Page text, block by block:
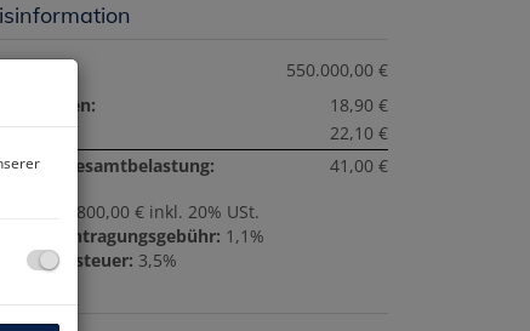
550.000,00 €
18,90 €
22,10 €
Gesamtbelastung:
41,00 €
19.800,00 € inkl. 20% USt.
1,1%
3,5%